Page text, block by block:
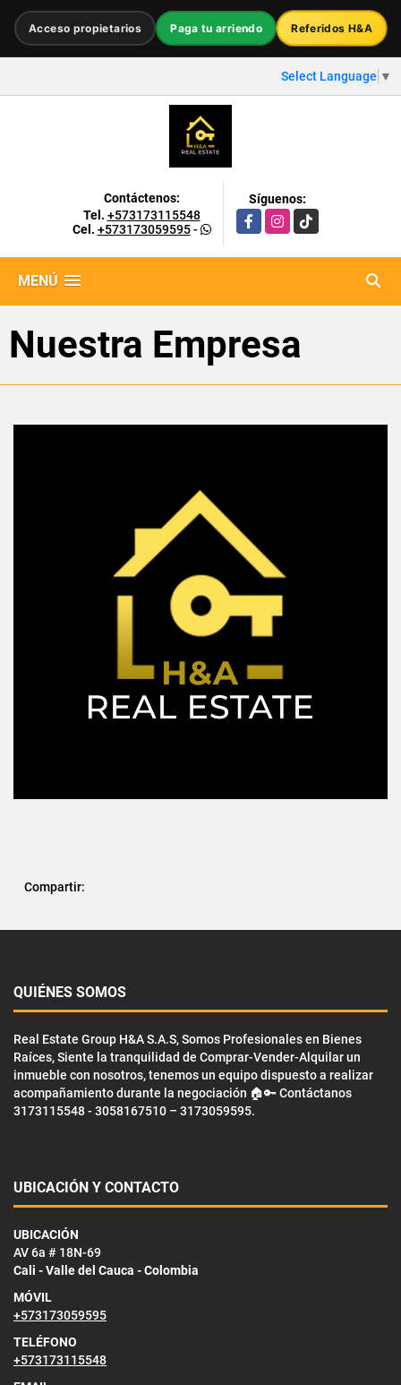
Acceso propietarios Paga tu arriendo Referidos H&A
Select Language ▼
Contáctenos:
Tel. +573173115548
Cel. +573173059595-
Síguenos:
FacebookInstagram
TikTok
MENÚ
Nuestra Empresa
Compartir:
QUIÉNES SOMOS
Real Estate Group H&A S.A.S, Somos Profesionales en Bienes
Raíces, Siente la tranquilidad de Comprar-Vender-Alquilar un
inmueble con nosotros, tenemos un equipo dispuesto a realizar
acompañamiento durante la negociación 🏠🔑 Contáctanos
3173115548 - 3058167510 – 3173059595.
UBICACIÓN Y CONTACTO
UBICACIÓN
AV 6a # 18N-69
Cali - Valle del Cauca - Colombia
MÓVIL
+573173059595
TELÉFONO
+573173115548